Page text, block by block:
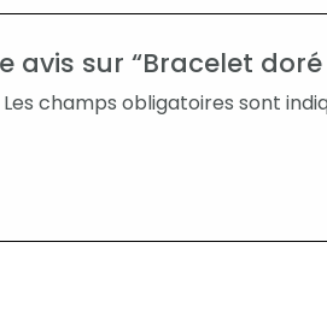
avis sur “Bracelet
Les champs obligatoires sont